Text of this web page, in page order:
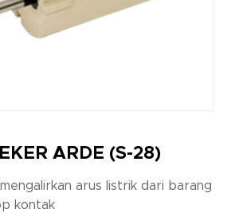
ARDE (S-28)
arus listrik dari barang
kontak